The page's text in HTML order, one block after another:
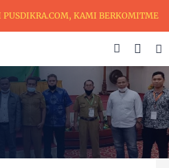
KAMI BERKOMITMEN